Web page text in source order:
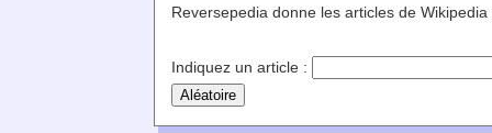
Reversepedia donne les articles de Wikipedia
Indiquez un article :